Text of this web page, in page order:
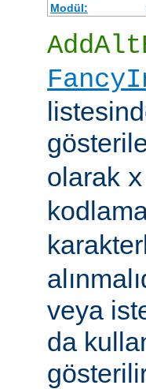
Modül:
olarak
veya
da